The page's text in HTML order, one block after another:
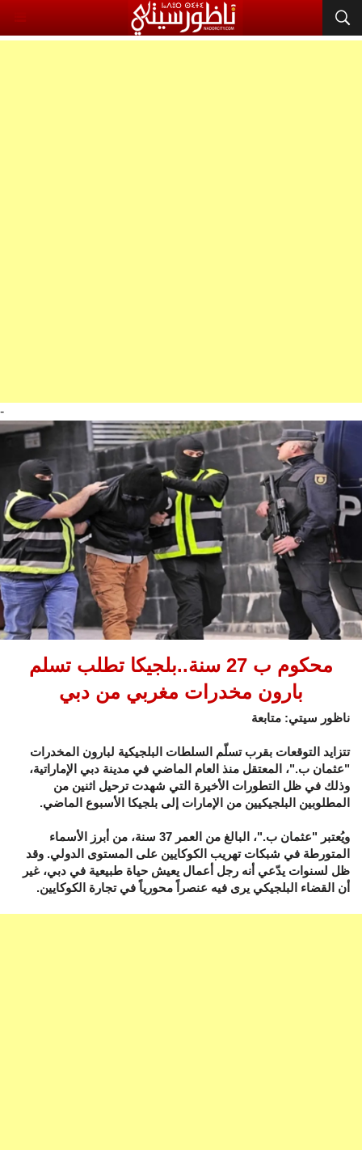
-
محكوم ب 27 سنة..بلجيكا تطلب تسلم
بارون مخدرات مغربي من دبي
ناظور سيتي: متابعة
تتزايد التوقعات بقرب تسلّم السلطات البلجيكية لبارون المخدرات
"عثمان ب."، المعتقل منذ العام الماضي في مدينة دبي الإماراتية،
وذلك في ظل التطورات الأخيرة التي شهدت ترحيل اثنين من
المطلوبين البلجيكيين من الإمارات إلى بلجيكا الأسبوع الماضي.
ويُعتبر "عثمان ب."، البالغ من العمر 37 سنة، من أبرز الأسماء
المتورطة في شبكات تهريب الكوكايين على المستوى الدولي. وقد
ظل لسنوات يدّعي أنه رجل أعمال يعيش حياة طبيعية في دبي، غير
أن القضاء البلجيكي يرى فيه عنصراً محورياً في تجارة الكوكايين.